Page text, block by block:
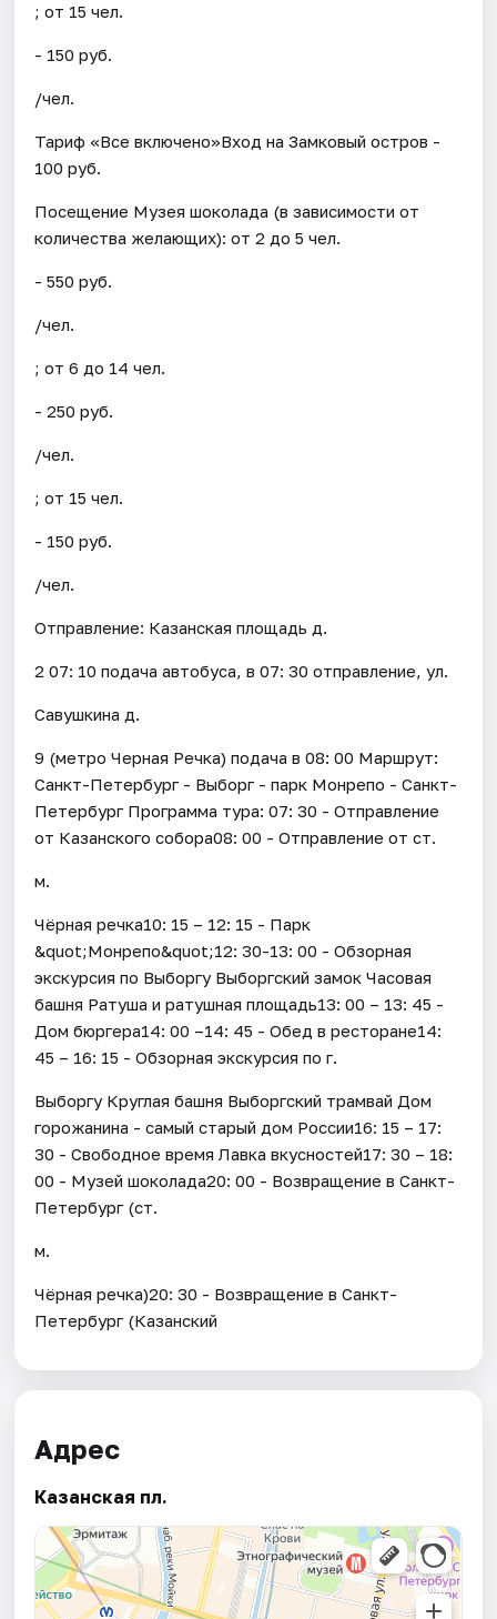
; от 15 чел.
- 150 руб.
/чел.
Тариф «Все включено»Вход на Замковый остров -
100 руб.
Посещение Музея шоколада (в зависимости от
количества желающих): от 2 до 5 чел.
- 550 руб.
/чел.
; от 6 до 14 чел.
- 250 руб.
/чел.
; от 15 чел.
- 150 руб.
/чел.
Отправление: Казанская площадь д.
2 07: 10 подача автобуса, в 07: 30 отправление, ул.
Савушкина д.
9 (метро Черная Речка) подача в 08: 00 Маршрут:
Санкт-Петербург - Выборг - парк Монрепо - Санкт-
Петербург Программа тура: 07: 30 - Отправление
от Казанского собора08: 00 - Отправление от ст.
м.
Чёрная речка10: 15 – 12: 15 - Парк
&quot;Монрепо&quot;12: 30-13: 00 - Обзорная
экскурсия по Выборгу Выборгский замок Часовая
башня Ратуша и ратушная площадь13: 00 – 13: 45 -
Дом бюргера14: 00 –14: 45 - Обед в ресторане14:
45 – 16: 15 - Обзорная экскурсия по г.
Выборгу Круглая башня Выборгский трамвай Дом
горожанина - самый старый дом России16: 15 – 17:
30 - Свободное время Лавка вкусностей17: 30 – 18:
00 - Музей шоколада20: 00 - Возвращение в Санкт-
Петербург (ст.
м.
Чёрная речка)20: 30 - Возвращение в Санкт-
Петербург (Казанский
Адрес
Казанская пл.